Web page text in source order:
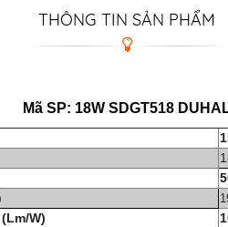
THÔNG TIN SẢN PHẨM
Mã SP: 18W SDGT518
W)